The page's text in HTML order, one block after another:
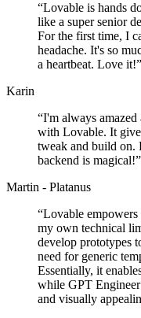
“Lovable is hands
like a super senior
For the first time, I
headache. It's so
a heartbeat. Love it!”
Karin
“I'm always
with Lovable. It
tweak and build on.
backend is magical!”
Martin - Platanus
“Lovable empowers
my own technical
develop prototypes
need for generic
Essentially, it
while GPT
and visually